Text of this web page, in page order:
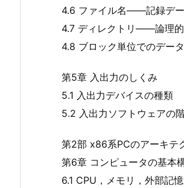
4.6 ファイル名――記録デ
4.7 ディレクトリ――論理
4.8 ブロック単位でのデー
第5章 入出力のしくみ
5.1 入出力デバイスの種類
5.2 入出力ソフトウェアの
第2部 x86系PCのアーキテ
第6章 コンピュータの基本
6.1 CPU，メモリ，外部記